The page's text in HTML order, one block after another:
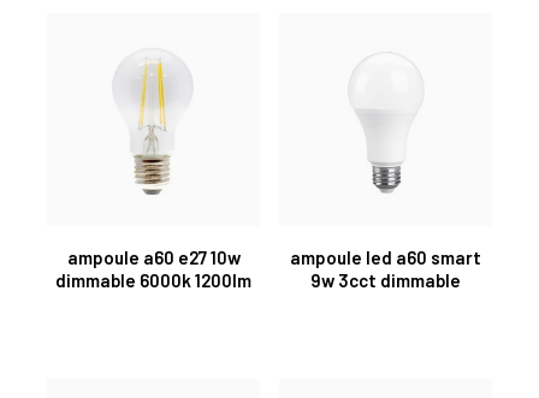
ampoule a60 e27 10w
dimmable 6000k 1200lm
ampoule led a60 smart
9w 3cct dimmable